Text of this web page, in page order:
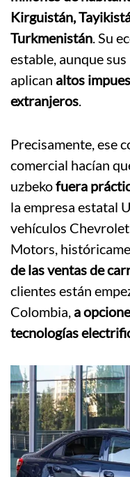
Kirguistán,
Turkmenistán.Su
estable, aunque
aplican altos
extranjeros.
Precisamente, ese
comercial hacían
uzbekofuera
la empresa estatal
vehículos
Motors,
de las ventas de
clientes están
Colombia, a
tecnologías